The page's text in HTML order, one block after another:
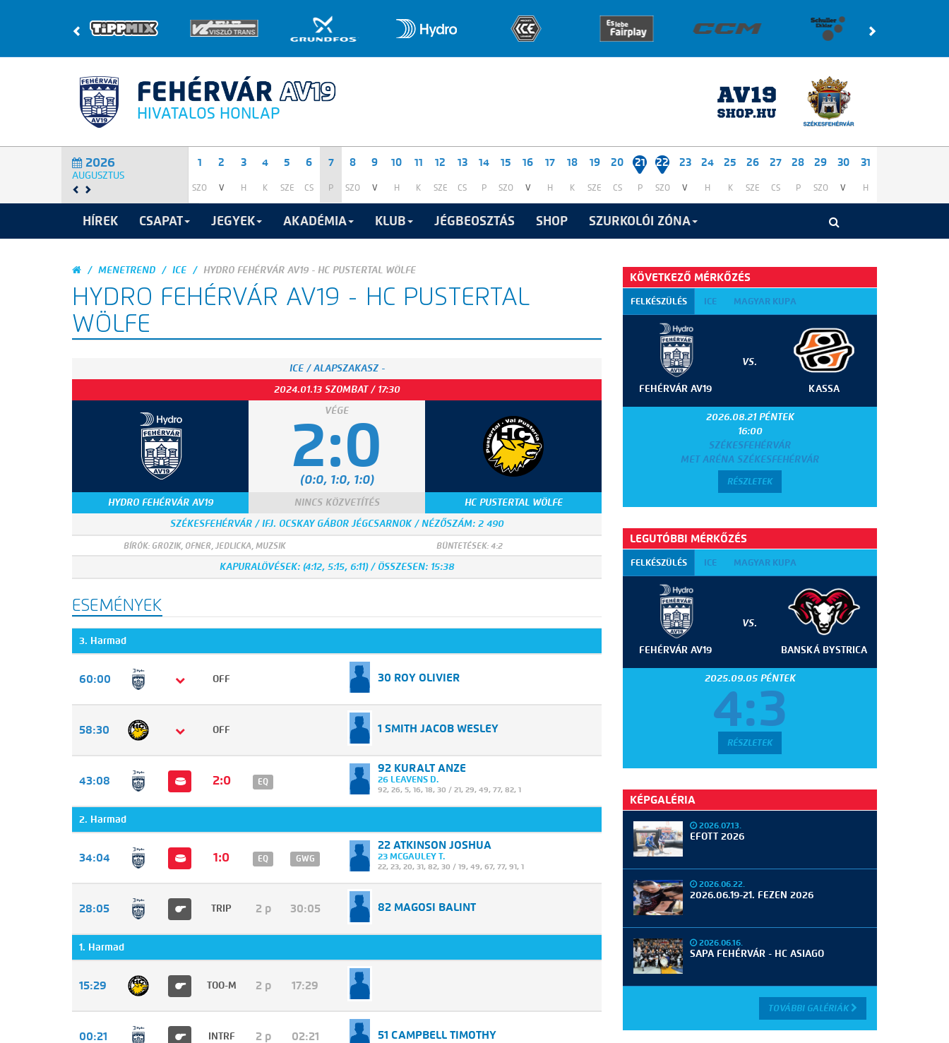
HIVATALOS HONLAP
2026
AUGUSZTUS
1
SZO
2
V
3
H
4
K
5
SZE
6
CS
7
P
8
SZO
9
V
10
H
11
K
12
SZE
13
CS
14
P
15
SZO
16
V
17
H
18
K
19
SZE
20
CS
21
P
22
SZO
23
V
24
H
25
K
26
SZE
27
CS
28
P
29
SZO
30
V
31
H
HÍREK CSAPAT JEGYEK AKADÉMIA KLUB JÉGBEOSZTÁS SHOP SZURKOLÓI ZÓNA
MENETREND ICE HYDRO FEHÉRVÁR AV19 - HC PUSTERTAL WÖLFE
HYDRO FEHÉRVÁR AV19 - HC PUSTERTAL
WÖLFE
ICE / ALAPSZAKASZ -
2024.01.13 SZOMBAT / 17:30
HYDRO FEHÉRVÁR AV19
VÉGE
2:0
(0:0, 1:0, 1:0)
NINCS KÖZVETÍTÉS
HC PUSTERTAL WÖLFE
SZÉKESFEHÉRVÁR / IFJ. OCSKAY GÁBOR JÉGCSARNOK / NÉZŐSZÁM: 2 490
BÍRÓK: GROZIK, OFNER, JEDLICKA, MUZSIK BÜNTETÉSEK: 4:2
KAPURALÖVÉSEK: (4:12, 5:15, 6:11) / ÖSSZESEN: 15:38
ESEMÉNYEK
3. Harmad
60:00 OFF 30 ROY OLIVIER
58:30 OFF 1 SMITH JACOB WESLEY
43:08 2:0 EQ
92 KURALT ANZE
26 LEAVENS D.
92, 26, 5, 16, 18, 30 / 21, 29, 49, 77, 82, 1
2. Harmad
34:04 1:0 EQ GWG
22 ATKINSON JOSHUA
23 MCGAULEY T.
22, 23, 20, 31, 82, 30 / 19, 49, 67, 77, 91, 1
28:05 TRIP 2 p 30:05 82 MAGOSI BALINT
1. Harmad
15:29 TOO-M 2 p 17:29
00:21 INTRF 2 p 02:21 51 CAMPBELL TIMOTHY
KÖVETKEZŐ MÉRKŐZÉS
FELKÉSZÜLÉS ICE MAGYAR KUPA
FEHÉRVÁR AV19
VS.
KASSA
2026.08.21 PÉNTEK
16:00
SZÉKESFEHÉRVÁR
MET ARÉNA SZÉKESFEHÉRVÁR
RÉSZLETEK
LEGUTÓBBI MÉRKŐZÉS
FELKÉSZÜLÉS ICE MAGYAR KUPA
FEHÉRVÁR AV19
VS.
BANSKÁ BYSTRICA
2025.09.05 PÉNTEK
4:3
RÉSZLETEK
KÉPGALÉRIA
2026.07.13.
EFOTT 2026
2026.06.22.
2026.06.19-21. FEZEN 2026
2026.06.16.
SAPA FEHÉRVÁR - HC ASIAGO
TOVÁBBI GALÉRIÁK